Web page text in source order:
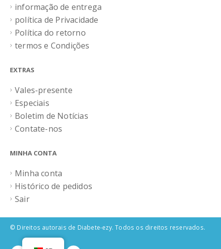
informação de entrega
política de Privacidade
Política do retorno
termos e Condições
EXTRAS
Vales-presente
Especiais
Boletim de Notícias
Contate-nos
MINHA CONTA
Minha conta
Histórico de pedidos
Sair
© Direitos autorais de Diabete-ezy. Todos os direitos reservados.